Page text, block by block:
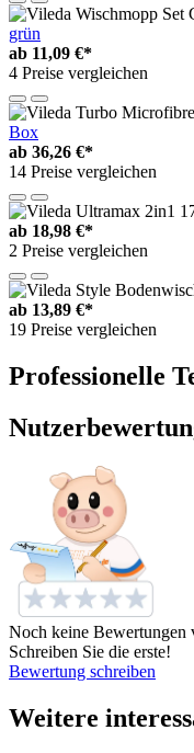
grün
ab 11,09 €*
4 Preise vergleichen
Box
ab 36,26 €*
14 Preise vergleichen
ab 18,98 €*
2 Preise vergleichen
ab 13,89 €*
19 Preise vergleichen
Professionelle
Noch keine Bewertungen
Schreiben Sie die erste!
Bewertung schreiben
Weitere